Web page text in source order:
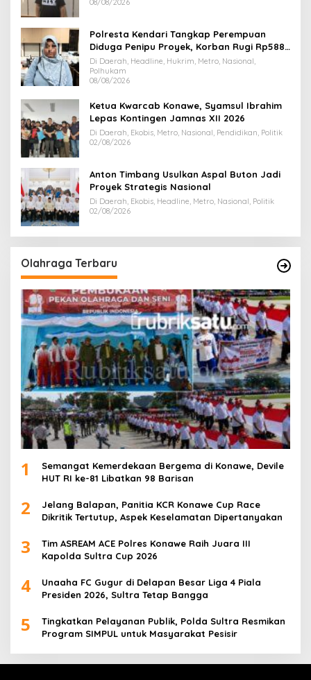
08/08/2026
Polresta Kendari Tangkap Perempuan
Diduga Penipu Proyek, Korban Rugi Rp588,1
Juta
Di Daerah, Headline, Hukrim, Metro, Nasional,
Polhukam
08/08/2026
Ketua Kwarcab Konawe, Syamsul Ibrahim
Lepas Kontingen Jamnas XII 2026
Di Daerah, Ekobis, Metro, Nasional, Pendidikan, Politik
02/08/2026
Anton Timbang Usulkan Aspal Buton Jadi
Proyek Strategis Nasional
Di Daerah, Ekobis, Headline, Metro, Nasional, Politik
02/08/2026
Olahraga Terbaru
1
Semangat Kemerdekaan Bergema di Konawe, Devile
HUT RI ke-81 Libatkan 98 Barisan
2
Jelang Balapan, Panitia KCR Konawe Cup Race
Dikritik Tertutup, Aspek Keselamatan Dipertanyakan
3
Tim ASREAM ACE Polres Konawe Raih Juara III
Kapolda Sultra Cup 2026
4
Unaaha FC Gugur di Delapan Besar Liga 4 Piala
Presiden 2026, Sultra Tetap Bangga
5
Tingkatkan Pelayanan Publik, Polda Sultra Resmikan
Program SIMPUL untuk Masyarakat Pesisir